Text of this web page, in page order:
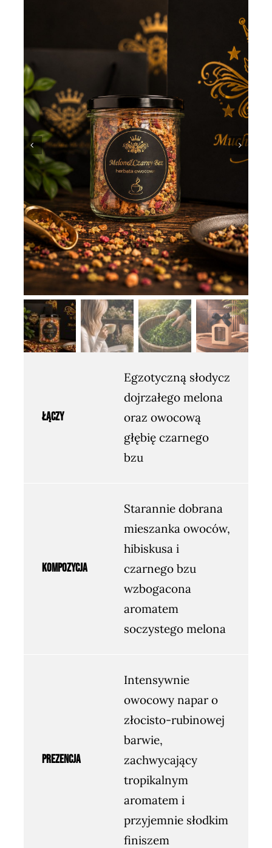
Łączy
Egzotyczną słodycz
dojrzałego melona
oraz owocową
głębię czarnego
bzu
Kompozycja
Starannie dobrana
mieszanka owoców,
hibiskusa i
czarnego bzu
wzbogacona
aromatem
soczystego melona
Prezencja
Intensywnie
owocowy napar o
złocisto-rubinowej
barwie,
zachwycający
tropikalnym
aromatem i
przyjemnie słodkim
finiszem